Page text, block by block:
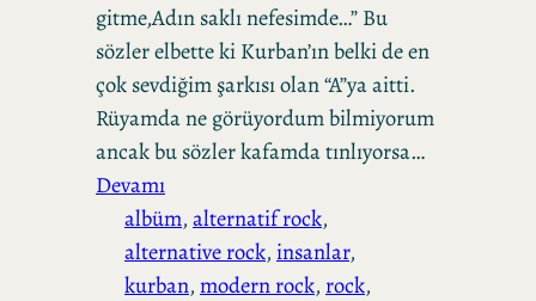
gitme,Adın saklı nefesimde…” Bu
sözler elbette ki Kurban’ın belki de en
çok sevdiğim şarkısı olan “A”ya aitti.
Rüyamda ne görüyordum bilmiyorum
ancak bu sözler kafamda tınlıyorsa…
Devamı
albüm, alternatif rock
alternative rock, insanlar
kurban, modern rock, rock